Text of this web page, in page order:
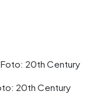
20th Century